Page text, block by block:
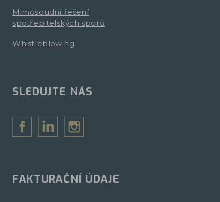
Mimosoudní řešení
spotřebitelských sporů
Whistleblowing
SLEDUJTE NÁS
FAKTURAČNÍ ÚDAJE